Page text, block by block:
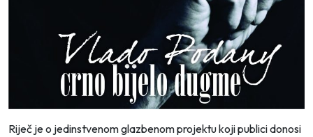
Riječ je o jedinstvenom glazbenom projektu koji publici donosi